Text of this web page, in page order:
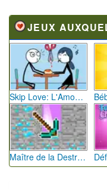
JEUX
Skip Love: L'Amour en Péril
Maître de la Destruction: Fusion de Pioches